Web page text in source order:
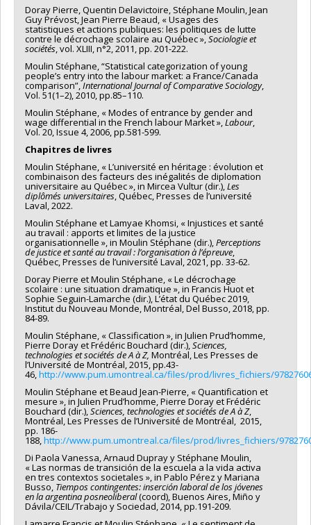
Doray Pierre, Quentin Delavictoire, Stéphane Moulin, Jean
Guy Prévost, Jean Pierre Beaud, « Usages des
statistiques et actions publiques: les politiques de lutte
contre le décrochage scolaire au Québec »,Sociologie et
sociétés, vol. XLIII, n°2, 2011, pp. 201-222.
Moulin Stéphane, “Statistical categorization of young
people’s entry into the labour market: a France/Canada
comparison”,International Journal of Comparative Sociology,
Vol. 51(1–2), 2010, pp.85–110.
Moulin Stéphane, « Modes of entrance by gender and
wage differential in the French labour Market »,Labour,
Vol. 20, Issue 4, 2006, pp.581-599.
Chapitres de livres
Moulin Stéphane, « L’université en héritage : évolution et
combinaison des facteurs des inégalités de diplomation
universitaire au Québec », in Mircea Vultur (dir.),Les
diplômés universitaires, Québec, Presses de l’université
Laval, 2022.
Moulin Stéphane et Lamyae Khomsi, « Injustices et santé
au travail : apports et limites de la justice
organisationnelle », in Moulin Stéphane (dir.),Perceptions
de justice et santé au travail : l’organisation à l’épreuve,
Québec, Presses de l’université Laval, 2021, pp. 33-62.
Doray Pierre et Moulin Stéphane, « Le décrochage
scolaire : une situation dramatique », in Francis Huot et
Sophie Seguin-Lamarche (dir.), L’état du Québec 2019,
Institut du Nouveau Monde, Montréal, Del Busso, 2018, pp.
84-89.
Moulin Stéphane, « Classification », in Julien Prud’homme,
Pierre Doray et Frédéric Bouchard (dir.),Sciences,
technologies et sociétés de A à Z, Montréal, Les Presses de
l’Université de Montréal, 2015, pp.43-
46,http://www.pum.umontreal.ca/files/prod/livres_fichiers/
Moulin Stéphane et Beaud Jean-Pierre, « Quantification et
mesure », in Julien Prud’homme, Pierre Doray et Frédéric
Bouchard (dir.),Sciences, technologies et sociétés de A à Z,
Montréal, Les Presses de l’Université de Montréal, 2015,
pp. 186-
188,http://www.pum.umontreal.ca/files/prod/livres_fichiers/
Di Paola Vanessa, Arnaud Dupray y Stéphane Moulin,
« Las normas de transición de la escuela a la vida activa
en tres contextos societales », in Pablo Pérez y Mariana
Busso, Tiempos contingentes: inserción laboral de los jóvenes
en la argentina posneoliberal(coord), Buenos Aires, Miño y
Dávila/CEIL/Trabajo y Sociedad, 2014, pp.191-209.